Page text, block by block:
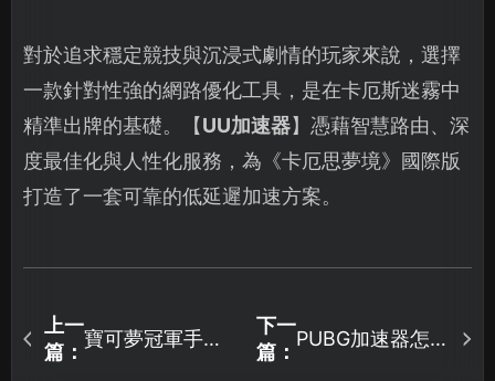
對於追求穩定競技與沉浸式劇情的玩家來說，選擇
一款針對性強的網路優化工具，是在卡厄斯迷霧中
精準出牌的基礎。【UU加速器】憑藉智慧路由、深
度最佳化與人性化服務，為《卡厄思夢境》國際版
打造了一套可靠的低延遲加速方案。
上一
篇：
寶可夢冠軍手遊
下一
篇：
PUBG加速器怎麼